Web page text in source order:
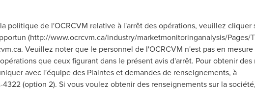
politique de l'OCRCVM relative à l'arrêt des opérations, veuillez
(http://www.ocrcvm.ca/industry/marketmonitoringanalysis/Pages/
Veuillez noter que le personnel de l'OCRCVM n'est pas en
que ceux figurant dans le présent avis d'arrêt. Pour obtenir
avec l'équipe des Plaintes et demandes de renseignements, à
4322 (option 2). Si vous voulez obtenir des renseignements sur la